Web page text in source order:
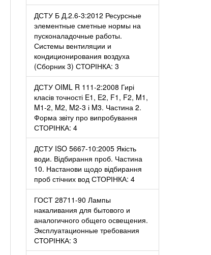
ДСТУ Б Д.2.6-3:2012 Ресурсные
элементные сметные нормы на
пусконаладочные работы.
Системы вентиляции и
кондиционирования воздуха
(Сборник 3) СТОРІНКА: 3
ДСТУ OIML R 111-2:2008 Гирі
класів точності E1, E2, F1, F2, M1,
M1-2, M2, M2-3 і M3. Частина 2.
Форма звіту про випробування
СТОРІНКА: 4
ДСТУ ISO 5667-10:2005 Якість
води. Відбирання проб. Частина
10. Настанови щодо відбирання
проб стічних вод СТОРІНКА: 4
ГОСТ 28711-90 Лампы
накаливания для бытового и
аналогичного общего освещения.
Эксплуатационные требования
СТОРІНКА: 3